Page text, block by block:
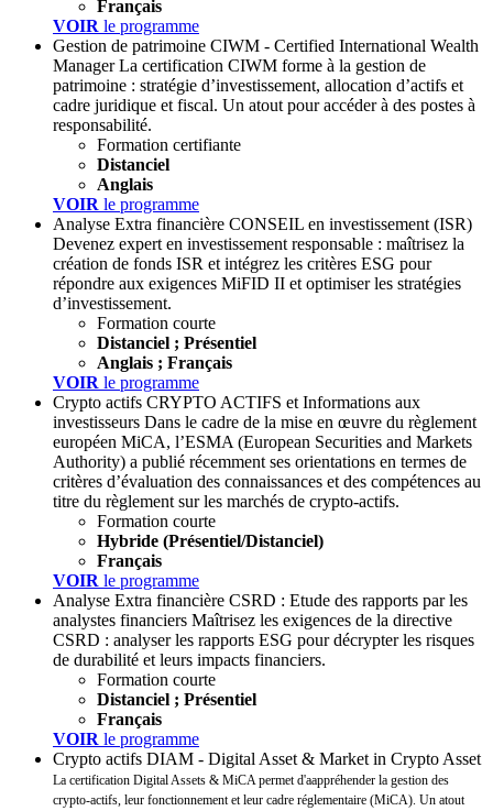
Français
VOIR le programme
Gestion de patrimoine CIWM - Certified International Wealth
Manager La certification CIWM forme à la gestion de
patrimoine : stratégie d’investissement, allocation d’actifs et
cadre juridique et fiscal. Un atout pour accéder à des postes à
responsabilité.
Formation certifiante
Distanciel
Anglais
VOIR le programme
Analyse Extra financière CONSEIL en investissement (ISR)
Devenez expert en investissement responsable : maîtrisez la
création de fonds ISR et intégrez les critères ESG pour
répondre aux exigences MiFID II et optimiser les stratégies
d’investissement.
Formation courte
Distanciel ; Présentiel
Anglais ; Français
VOIR le programme
Crypto actifs CRYPTO ACTIFS et Informations aux
investisseurs Dans le cadre de la mise en œuvre du règlement
européen MiCA, l’ESMA (European Securities and Markets
Authority) a publié récemment ses orientations en termes de
critères d’évaluation des connaissances et des compétences au
titre du règlement sur les marchés de crypto-actifs.
Formation courte
Hybride (Présentiel/Distanciel)
Français
VOIR le programme
Analyse Extra financière CSRD : Etude des rapports par les
analystes financiers Maîtrisez les exigences de la directive
CSRD : analyser les rapports ESG pour décrypter les risques
de durabilité et leurs impacts financiers.
Formation courte
Distanciel ; Présentiel
Français
VOIR le programme
Crypto actifs DIAM - Digital Asset & Market in Crypto Asset
La certification Digital Assets & MiCA permet d'aappréhender la gestion des
crypto-actifs, leur fonctionnement et leur cadre réglementaire (MiCA). Un atout